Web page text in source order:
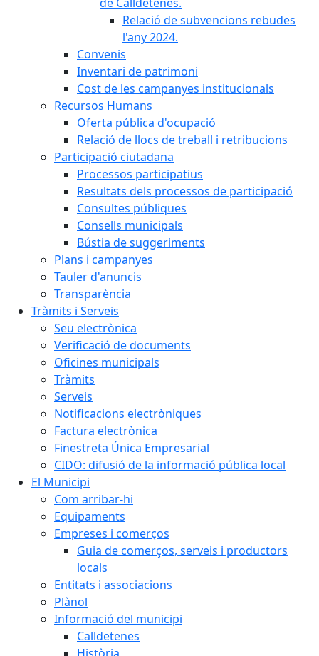
Relació de subvencions rebudes
l'any 2024.
Convenis
Inventari de patrimoni
Cost de les campanyes institucionals
Recursos Humans
Oferta pública d'ocupació
Relació de llocs de treball i retribucions
Participació ciutadana
Processos participatius
Resultats dels processos de participació
Consultes públiques
Consells municipals
Bústia de suggeriments
Plans i campanyes
Tauler d'anuncis
Transparència
Tràmits i Serveis
Seu electrònica
Verificació de documents
Oficines municipals
Tràmits
Serveis
Notificacions electròniques
Factura electrònica
Finestreta Única Empresarial
CIDO: difusió de la informació pública local
El Municipi
Com arribar-hi
Equipaments
Empreses i comerços
Guia de comerços, serveis i productors
locals
Entitats i associacions
Plànol
Informació del municipi
Calldetenes